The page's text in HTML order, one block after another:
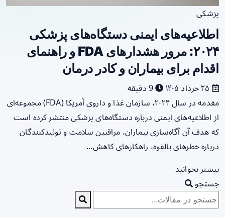
پزشکی
اطلاعیه‌های ایمنی دستگاه‌های پزشکی
۲۰۲۴: مرور هشدارهای FDA و راهنمای
اقدام برای بیماران و کادر درمان
9 دقیقه
مقدمه در سال ۲۰۲۴، سازمان غذا و داروی آمریکا (FDA) مجموعه‌ای
از اطلاعیه‌های ایمنی درباره دستگاه‌های پزشکی منتشر کرده است
که هدف آن آگاه‌سازی بیماران، مراقبین سلامت و تولیدکنندگان
درباره خطرهای بالقوه، راهکارهای کاهش…
بیشتر بخوانید
جستجو